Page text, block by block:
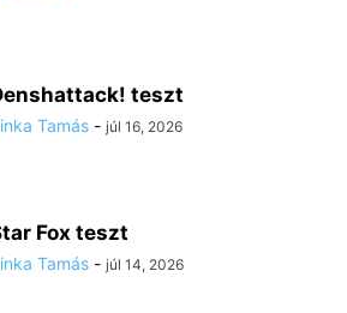
teszt
Tamás - júl 16, 2026
Fox teszt
Tamás - júl 14, 2026